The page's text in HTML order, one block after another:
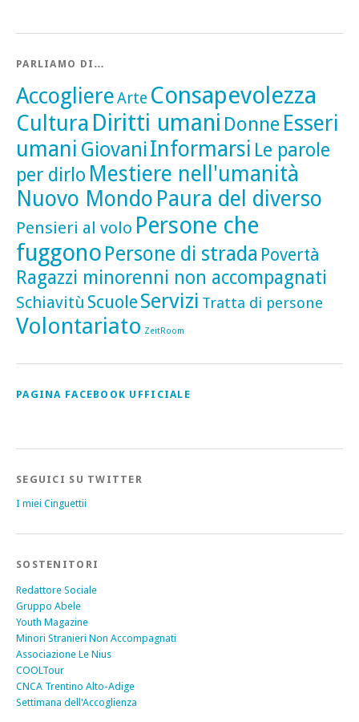
PARLIAMO DI…
AccogliereArte Consapevolezza
Cultura Diritti umani Donne Esseri
umani GiovaniInformarsi Le parole
per dirlo Mestiere nell'umanità
Nuovo Mondo Paura del diverso
Pensieri al volo Persone che
fuggono Persone di strada Povertà
Ragazzi minorenni non accompagnati
Schiavitù ScuoleServizi Tratta di persone
Volontariato ZeitRoom
PAGINA FACEBOOK UFFICIALE
SEGUICI SU TWITTER
I miei Cinguettii
SOSTENITORI
Redattore Sociale
Gruppo Abele
Youth Magazine
Minori Stranieri Non Accompagnati
Associazione Le Nius
COOLTour
CNCA Trentino Alto-Adige
Settimana dell'Accoglienza